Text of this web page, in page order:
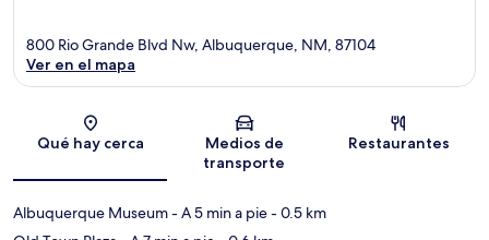
Sección del mapa
800 Rio Grande Blvd Nw, Albuquerque, NM, 87104
Ver en el mapa
Qué hay cerca
Medios de
transporte
Restaurantes
Albuquerque Museum- A 5 min a pie- 0.5 km